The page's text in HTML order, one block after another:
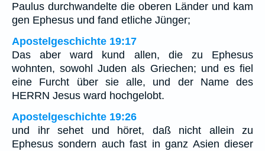
Paulus durchwandelte die oberen Länder und kam
gen Ephesus und fand etliche Jünger;
Apostelgeschichte 19:17
Das aber ward kund allen, die zu Ephesus
wohnten, sowohl Juden als Griechen; und es fiel
eine Furcht über sie alle, und der Name des
HERRN Jesus ward hochgelobt.
Apostelgeschichte 19:26
und ihr sehet und höret, daß nicht allein zu
Ephesus sondern auch fast in ganz Asien dieser